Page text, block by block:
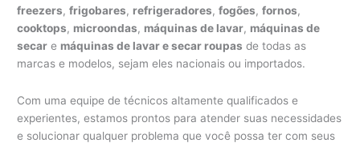
freezers,frigobares, refrigeradores,fogões,fornos,
cooktops, microondas, máquinas de lavar, máquinas de
secar e máquinas de lavar e secar roupas de todas as
marcas e modelos, sejam eles nacionais ou importados.
Com uma equipe de técnicos altamente qualificados e
experientes, estamos prontos para atender suas necessidades
e solucionar qualquer problema que você possa ter com seus